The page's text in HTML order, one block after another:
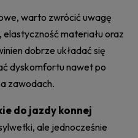
warto zwrócić uwagę
materiału oraz
dobrze układać się
dyskomfortu nawet po
zawodach.
do jazdy konnej
ale jednocześnie